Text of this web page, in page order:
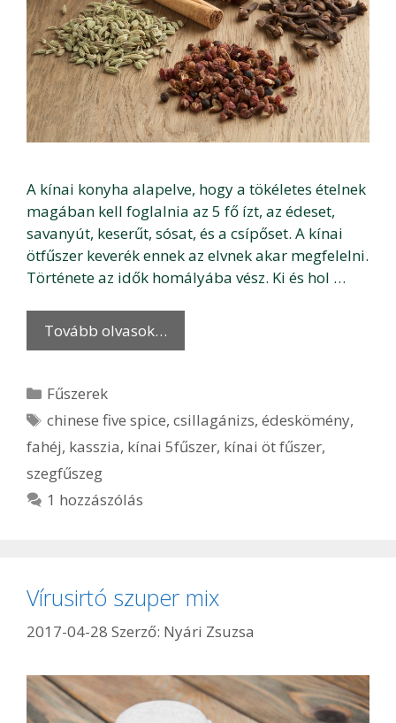
A kínai konyha alapelve, hogy a tökéletes ételnek
magában kell foglalnia az 5 fő ízt, az édeset,
savanyút, keserűt, sósat, és a csípőset. A kínai
ötfűszer keverék ennek az elvnek akar megfelelni.
Története az idők homályába vész. Ki és hol …
Tovább olvasok…
Kategória
Fűszerek
Címkék
chinese five spice,csillagánizs,édeskömény,
fahéj, kasszia, kínai 5fűszer, kínai öt fűszer,
szegfűszeg
1 hozzászólás
Vírusirtó szuper mix
2017-04-28 Szerző: Nyári Zsuzsa